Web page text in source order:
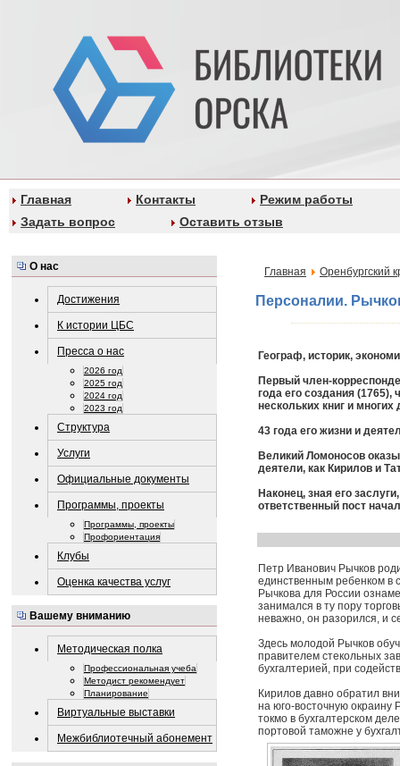
Главная Контакты
Режим работы
Задать вопрос
Оставить отзыв
О нас
Достижения
К истории ЦБС
Пресса о нас
2026 год
2025 год
2024 год
2023 год
Структура
Услуги
Официальные документы
Программы, проекты
Программы, проекты
Профориентация
Клубы
Оценка качества услуг
Вашему вниманию
Методическая полка
Профессиональная учеба
Методист рекомендует
Планирование
Виртуальные выставки
Межбиблиотечный абонемент
Главная Оренбургский
Персоналии.
Географ, историк,
Первый член-
года его создания (1765),
нескольких книг и многих
43 года его жизни и
Великий Ломоносов
деятели, как Кирилов и
Наконец, зная его
ответственный пост
Петр Иванович Рычков
единственным ребенком в
Рычкова для России
занимался в ту пору
неважно, он разорился, и
Здесь молодой Рычков
правителем стекольных
бухгалтерией, при
Кирилов давно обратил
на юго-восточную окраину
токмо в бухгалтерском
портовой таможне у